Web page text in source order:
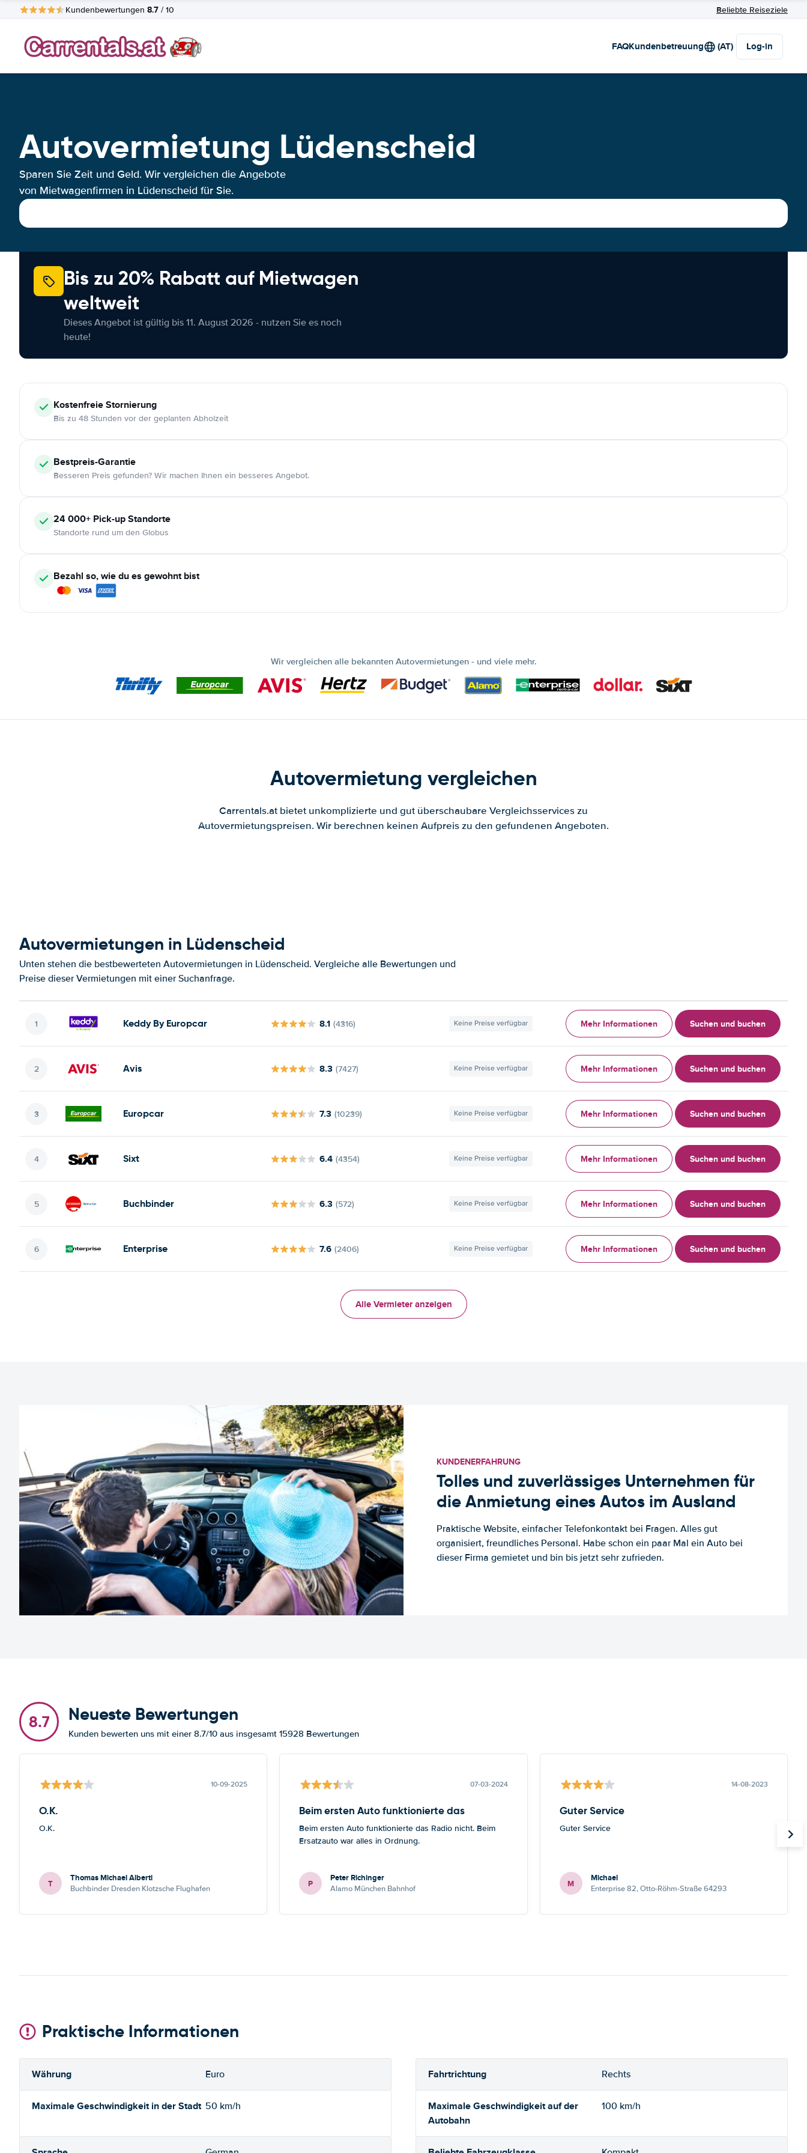
Kundenbewertungen 8.7 / 10 Beliebte Reiseziele
FAQKundenbetreuung (AT) Log-in
Autovermietung Lüdenscheid
Sparen Sie Zeit und Geld. Wir vergleichen die Angebote
von Mietwagenfirmen in Lüdenscheid für Sie.
Bis zu 20% Rabatt auf Mietwagen
weltweit
Dieses Angebot ist gültig bis 11. August 2026 - nutzen Sie es noch
heute!
KostenfreieStornierung
Bis zu 48 Stunden vor der geplanten Abholzeit
Bestpreis-Garantie
Besseren Preis gefunden? Wir machen Ihnen ein besseres Angebot.
24 000+ Pick-up Standorte
Standorte rund um den Globus
Bezahl so, wie du es gewohnt bist
Wir vergleichen alle bekannten Autovermietungen - und viele mehr.
Autovermietung vergleichen
Carrentals.at bietet unkomplizierte und gut überschaubare Vergleichsservices zu
Autovermietungspreisen. Wir berechnen keinen Aufpreis zu den gefundenen Angeboten.
Autovermietungen in Lüdenscheid
Unten stehen die bestbewerteten Autovermietungen in Lüdenscheid. Vergleiche alle Bewertungen und
Preise dieser Vermietungen mit einer Suchanfrage.
Keddy By Europcar 8.1 (4316) Keine Preise verfügbar Mehr Informationen Suchen und buchen
Avis 8.3 (7427) Keine Preise verfügbar Mehr Informationen Suchen und buchen
Europcar 7.3 (10239) Keine Preise verfügbar Mehr Informationen Suchen und buchen
Sixt 6.4 (4354) Keine Preise verfügbar Mehr Informationen Suchen und buchen
Buchbinder 6.3 (572) Keine Preise verfügbar Mehr Informationen Suchen und buchen
Enterprise 7.6 (2406) Keine Preise verfügbar Mehr Informationen Suchen und buchen
Alle Vermieter anzeigen
KUNDENERFAHRUNG
Tolles und zuverlässiges Unternehmen für
die Anmietung eines Autos im Ausland
Praktische Website, einfacher Telefonkontakt bei Fragen. Alles gut
organisiert, freundliches Personal. Habe schon ein paar Mal ein Auto bei
dieser Firma gemietet und bin bis jetzt sehr zufrieden.
8.7 Neueste Bewertungen
Kunden bewerten uns mit einer 8.7/10 aus insgesamt 15928 Bewertungen
10-09-2025
O.K.
O.K.
T Thomas Michael Alberti
Buchbinder Dresden Klotzsche Flughafen
07-03-2024
Beim ersten Auto funktionierte das
Beim ersten Auto funktionierte das Radio nicht. Beim
Ersatzauto war alles in Ordnung.
P Peter Richinger
Alamo München Bahnhof
14-08-2023
Guter Service
Guter Service
M Michael
Enterprise 82, Otto-Röhm-Straße 64293
Praktische Informationen
Währung Euro Fahrtrichtung Rechts
Maximale Geschwindigkeit in der Stadt 50 km/h
Maximale Geschwindigkeit auf der
Autobahn
100 km/h